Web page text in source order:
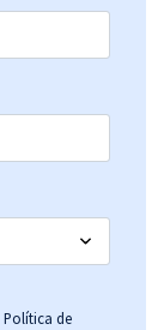
Política de